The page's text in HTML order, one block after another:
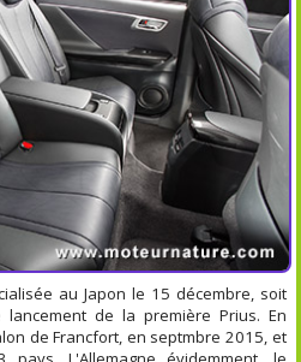
au Japon le 15 décembre, soit
de la première Prius. En
de Francfort, en septmbre 2015, et